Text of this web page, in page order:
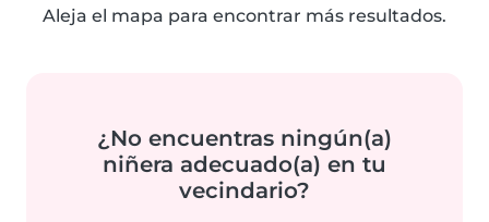
Aleja el mapa para encontrar más resultados.
¿No encuentras ningún(a)
niñera adecuado(a) en tu
vecindario?